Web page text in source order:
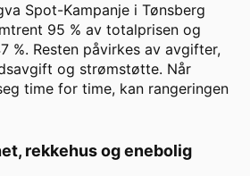
Spot-Kampanje i Tønsberg
95 % av totalprisen og
%. Resten påvirkes av avgifter,
og strømstøtte. Når
time for time, kan rangeringen
rekkehus og enebolig